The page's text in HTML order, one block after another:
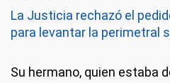
La Justicia rechazó el
para levantar la perimetral
Su hermano, quien estaba